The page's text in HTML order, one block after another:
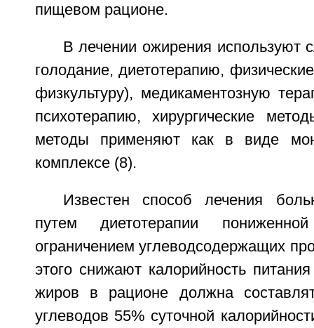
пищевом рационе.
В лечении ожирения используют
голодание, диетотерапию,
физкультуру), медикаментозную
психотерапию, хирургические
методы применяют как в виде
комплексе (8).
Известен способ лечения
путем диетотерапии
ограничением углеводсодержащих
этого снижают калорийность
жиров в рационе должна
углеводов 55% суточной